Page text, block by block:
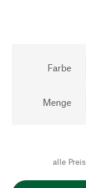
Farbe
Menge
alle